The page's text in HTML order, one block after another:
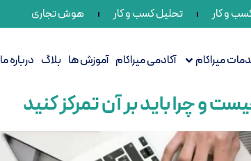
و کار تحلیل کسب و کار هوش تجاری
میراکام آکادمی میراکام آموزش ها بلاگ درباره ما
و چرا باید بر آن تمرکز کنید